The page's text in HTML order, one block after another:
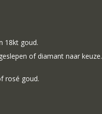
18kt goud.
of diamant naar keuze.
rosé goud.